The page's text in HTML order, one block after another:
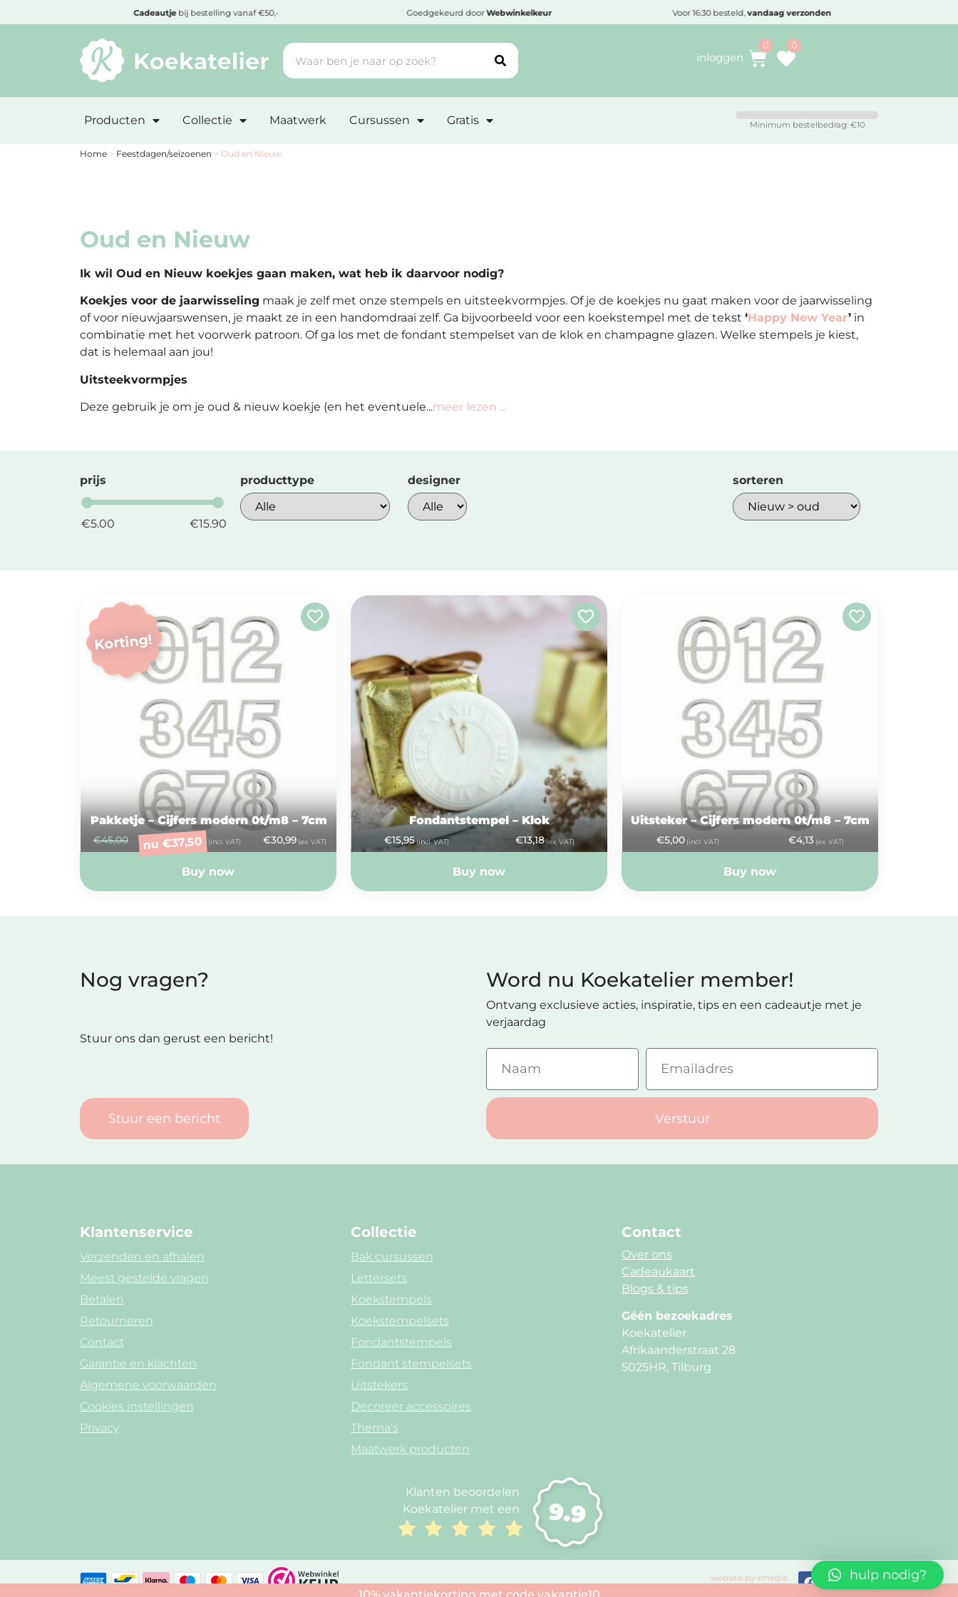
Cadeautjebij bestelling vanaf €50,- Goedgekeurd doorWebwinkelkeur Voor 16:30 besteld,vandaag verzonden
inloggen
Producten Collectie Maatwerk Cursussen Gratis Minimum bestelbedrag: €10
Home > Feestdagen/seizoenen > Oud en Nieuw
Oud en Nieuw
Ik wil Oud en Nieuw koekjes gaan maken, wat heb ik daarvoor nodig?
Koekjes voor de jaarwisseling maak je zelf met onze stempels en uitsteekvormpjes. Of je de koekjes nu gaat maken voor de jaarwisseling
of voor nieuwjaarswensen, je maakt ze in een handomdraai zelf. Ga bijvoorbeeld voor een koekstempel met de tekst ‘Happy New Year’ in
combinatie met het voorwerk patroon. Of ga los met de fondant stempelset van de klok en champagne glazen. Welke stempels je kiest,
dat is helemaal aan jou!
Uitsteekvormpjes
Deze gebruik je om je oud & nieuw koekje (en het eventuele...meer lezen ...
Korting!
Pakketje – Cijfers modern 0t/m8 – 7cm
€45,00 nu €37,50 (incl. VAT) €30,99 (ex. VAT)
Buy now
Fondantstempel – Klok
€15,95(incl. VAT) €13,18(ex. VAT)
Buy now
Uitsteker – Cijfers modern 0t/m8 – 7cm
€5,00 (incl. VAT) €4,13(ex. VAT)
Buy now
Nog vragen?
Stuur ons dan gerust een bericht!
Stuur een bericht
Word nu Koekatelier member!
Ontvang exclusieve acties, inspiratie, tips en een cadeautje met je
verjaardag
Verstuur
Klantenservice
Verzenden en afhalen
Meest gestelde vragen
Betalen
Retourneren
Contact
Garantie en klachten
Algemene voorwaarden
Cookies instellingen
Privacy
Collectie
Bak cursussen
Lettersets
Koekstempels
Koekstempelsets
Fondantstempels
Fondant stempelsets
Uitstekers
Decoreer accessoires
Thema’s
Maatwerk producten
Contact
Over ons
Cadeaukaart
Blogs & tips
Géén bezoekadres
Koekatelier
Afrikaanderstraat 28
5025HR, Tilburg
Klanten beoordelen
Koekatelier met een
9.9
website by xmedia hulp nodig?